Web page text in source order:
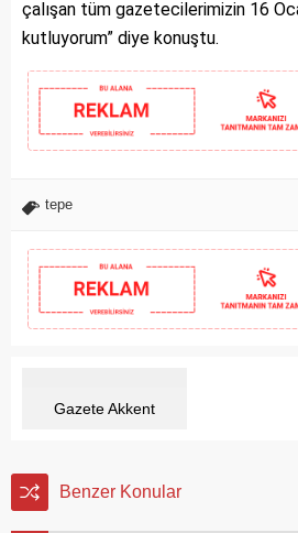
çalışan tüm gazetecilerimizin 16
kutluyorum” diye konuştu.
tepe
Gazete Akkent
Benzer Konular